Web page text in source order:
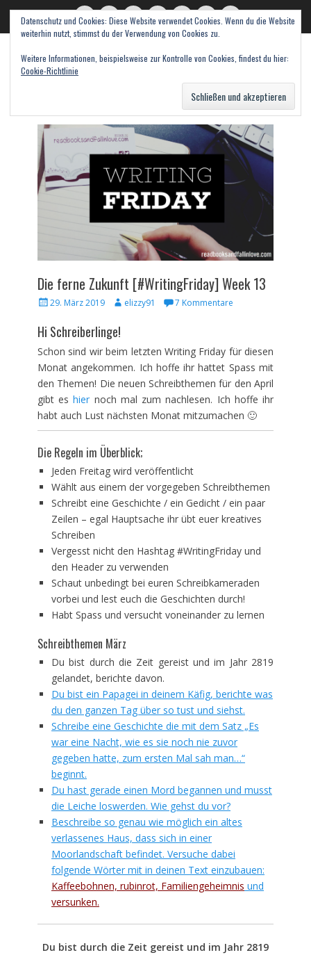
TwitterE-
Mail
Feed WordPress
PinterestInstagramWebseite
read books and fall in love
Die ferne Zukunft [#WritingFriday] Week 13
Veröffentlicht
29. März 2019 Autorelizzy91 7 Kommentare
Hi Schreiberlinge!
Schon sind wir beim letzten Writing Friday für diesen
Monat angekommen. Ich hoffe ihr hattet Spass mit
den Themen! Die neuen Schreibthemen für den April
gibt eshier noch mal zum nachlesen. Ich hoffe ihr
habt auch Lust nächsten Monat mitzumachen 🙂
Die Regeln im Überblick;
Jeden Freitag wird veröffentlicht
Wählt aus einem der vorgegeben Schreibthemen
Schreibt eine Geschichte / ein Gedicht / ein paar
Zeilen – egal Hauptsache ihr übt euer kreatives
Schreiben
Vergesst nicht den Hashtag #WritingFriday und
den Header zu verwenden
Schaut unbedingt bei euren Schreibkameraden
vorbei und lest euch die Geschichten durch!
Habt Spass und versucht voneinander zu lernen
Schreibthemen März
Du bist durch die Zeit gereist und im Jahr 2819
gelandet, berichte davon.
Du bist ein Papagei in deinem Käfig, berichte was
du den ganzen Tag über so tust und siehst.
Schreibe eine Geschichte die mit dem Satz „Es
war eine Nacht, wie es sie noch nie zuvor
gegeben hatte, zum ersten Mal sah man…“
beginnt.
Du hast gerade einen Mord begannen und musst
die Leiche loswerden. Wie gehst du vor?
Beschreibe so genau wie möglich ein altes
verlassenes Haus, dass sich in einer
Moorlandschaft befindet. Versuche dabei
folgende Wörter mit in deinen Text einzubauen:
Kaffeebohnen, rubinrot, Familiengeheimnis und
versunken.
Du bist durch die Zeit gereist und im Jahr 2819
Datenschutz und Cookies: Diese Website verwendet Cookies. Wenn du die Website
weiterhin nutzt, stimmst du der Verwendung von Cookies zu.
Weitere Informationen, beispielsweise zur Kontrolle von Cookies, findest du hier:
Cookie-Richtlinie